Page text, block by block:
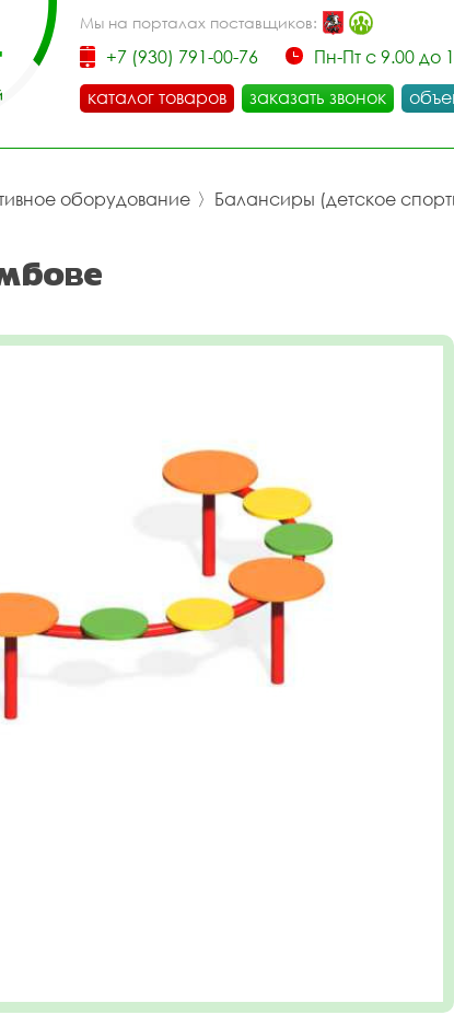
Мы на порталах поставщиков:
+7 (930) 791-00-76
Пн-Пт с 9.00 до
каталог товаров
заказать звонок
оборудование 〉 Балансиры (детское